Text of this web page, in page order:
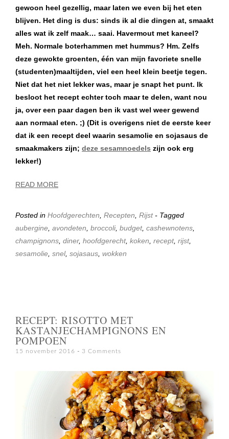
gewoon heel gezellig, maar laten we even bij het eten
blijven. Het ding is dus: sinds ik al die dingen at, smaakt
alles wat ik zelf maak… saai. Havermout met kaneel?
Meh. Normale boterhammen met hummus? Hm. Zelfs
deze gewokte groenten, één van mijn favoriete snelle
(studenten)maaltijden, viel een heel klein beetje tegen.
Niet dat het niet lekker was, maar je snapt het punt. Ik
besloot het recept echter toch maar te delen, want nou
ja, over een paar dagen ben ik vast wel weer gewend
aan normaal eten. ;) (Dit is overigens niet de eerste keer
dat ik een recept deel waarin sesamolie en sojasaus de
smaakmakers zijn; deze sesamnoedels zijn ook erg
lekker!)
READ MORE
Posted in Hoofdgerechten, Recepten, Rijst - Tagged
aubergine, avondeten, broccoli, budget, cashewnotens,
champignons, diner, hoofdgerecht, koken, recept, rijst,
sesamolie, snel, sojasaus, wokken
RECEPT: RISOTTO MET
KASTANJECHAMPIGNONS EN
POMPOEN
15 november 2016 3 Comments